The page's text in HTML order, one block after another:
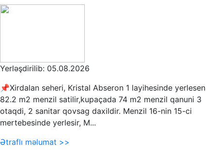
Yerləşdirilib: 05.08.2026
📌Xirdalan seheri, Kristal Abseron 1 layihesinde yerlesen
82.2 m2 menzil satilir,kupaçada 74 m2 menzil qanuni 3
otaqdi, 2 sanitar qovsag daxildir. Menzil 16-nin 15-ci
mertebesinde yerlesir, M...
Ətraflı məlumat >>